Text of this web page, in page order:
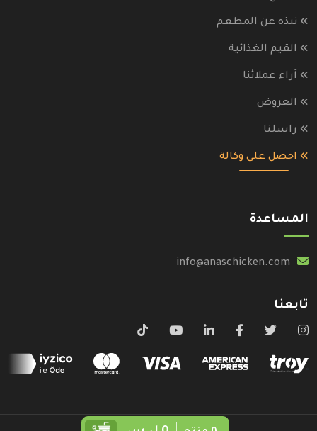
نبذه عن المطعم
القيم الغذائية
آراء عملائنا
العروض
راسلنا
احصل على وكالة
المساعدة
info@anaschicken.com
تابعنا